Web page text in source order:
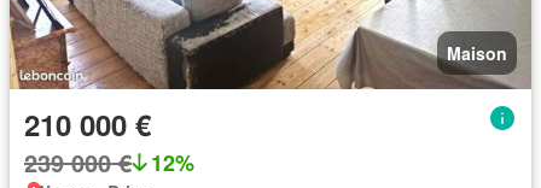
Maison
210 000 €
239 000 € 12%